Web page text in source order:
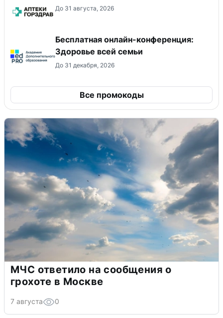
До 31 августа, 2026
Бесплатная онлайн-конференция:
Здоровье всей семьи
До 31 декабря, 2026
Все промокоды
МЧС ответило на сообщения о
грохоте в Москве
7 августа 0